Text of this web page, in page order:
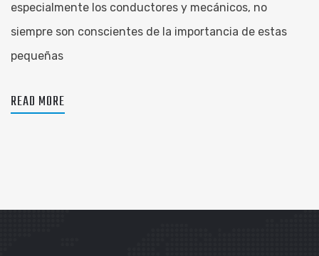
especialmente los conductores y mecánicos, no
siempre son conscientes de la importancia de estas
pequeñas
READ MORE